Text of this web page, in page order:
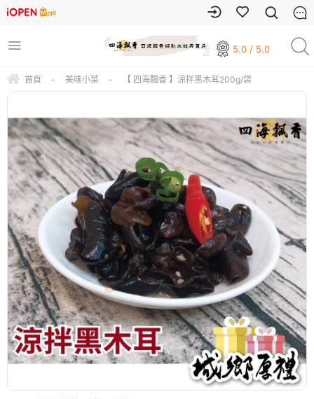
5.0 / 5.0
首頁 - 美味小菜 - 【 四海飄香 】涼拌黑木耳200g/袋